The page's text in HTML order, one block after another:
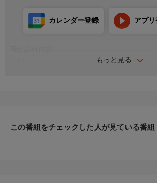
もっと見る
カレンダー登録 アプ
この番組をチェックした人が見ている番組